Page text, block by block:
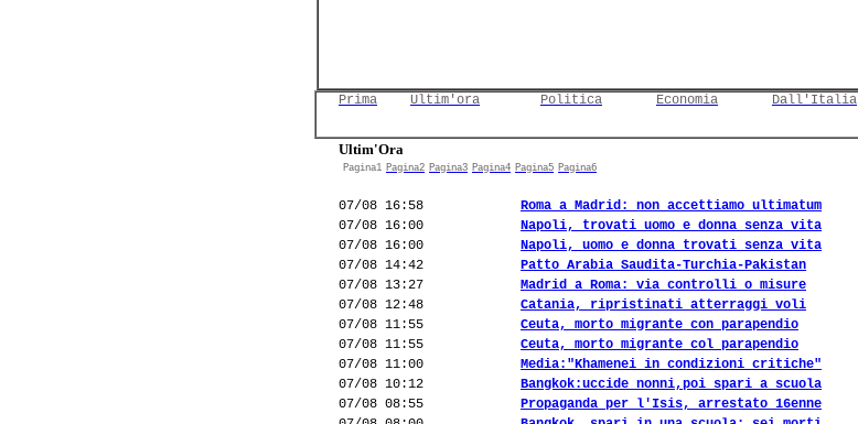
Prima Ultim'ora Politica Economia Dall'Italia
Ultim'Ora
Pagina1 Pagina2 Pagina3 Pagina4 Pagina5 Pagina6
07/08 16:58
Roma a Madrid: non accettiamo ultimatum
07/08 16:00
Napoli, trovati uomo e donna senza vita
07/08 16:00
Napoli, uomo e donna trovati senza vita
07/08 14:42
Patto Arabia Saudita-Turchia-Pakistan
07/08 13:27
Madrid a Roma: via controlli o misure
07/08 12:48
Catania, ripristinati atterraggi voli
07/08 11:55
Ceuta, morto migrante con parapendio
07/08 11:55
Ceuta, morto migrante col parapendio
07/08 11:00
Media:"Khamenei in condizioni critiche"
07/08 10:12
Bangkok:uccide nonni,poi spari a scuola
07/08 08:55
Propaganda per l'Isis, arrestato 16enne